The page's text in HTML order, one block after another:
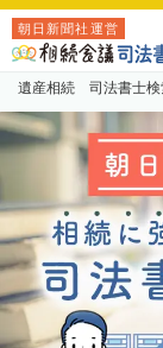
朝日新聞社運営
遺産相続 司法書士検